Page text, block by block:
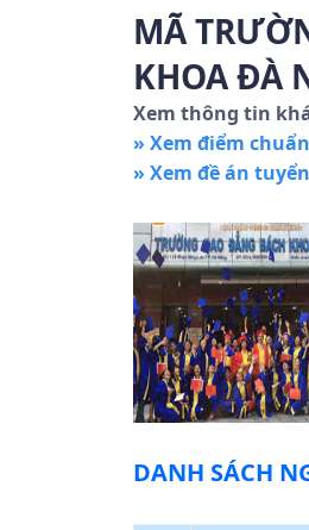
MÃ
KHOA ĐÀ
Xem thông tin
» Xem điểm chuẩn
» Xem đề án
DANH SÁCH